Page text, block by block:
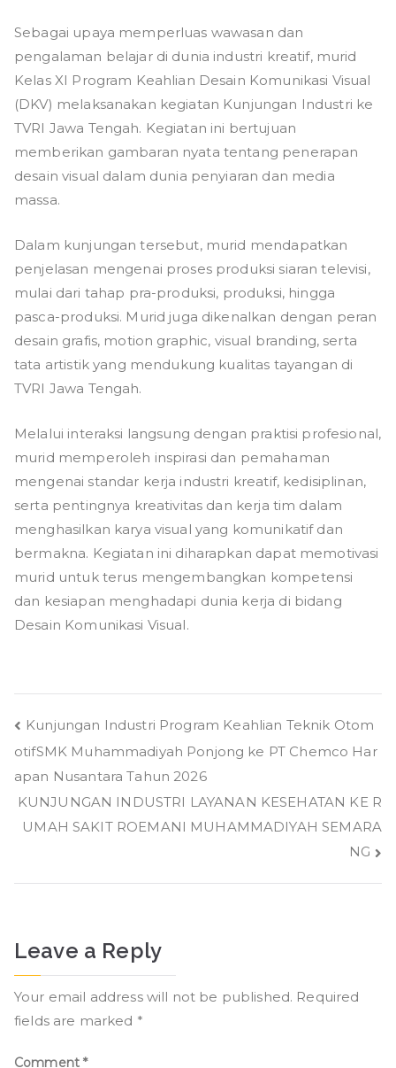
o
nj
o
g
Industri
DKV
ke
TVRI
Jawa
Sebagai upaya memperluas wawasan dan
pengalaman belajar di dunia industri kreatif, murid
Kelas XI Program Keahlian Desain Komunikasi Visual
(DKV) melaksanakan kegiatan Kunjungan Industri ke
TVRI Jawa Tengah. Kegiatan ini bertujuan
memberikan gambaran nyata tentang penerapan
desain visual dalam dunia penyiaran dan media
massa.
Dalam kunjungan tersebut, murid mendapatkan
penjelasan mengenai proses produksi siaran televisi,
mulai dari tahap pra-produksi, produksi, hingga
pasca-produksi. Murid juga dikenalkan dengan peran
desain grafis, motion graphic, visual branding, serta
tata artistik yang mendukung kualitas tayangan di
TVRI Jawa Tengah.
Melalui interaksi langsung dengan praktisi profesional,
murid memperoleh inspirasi dan pemahaman
mengenai standar kerja industri kreatif, kedisiplinan,
serta pentingnya kreativitas dan kerja tim dalam
menghasilkan karya visual yang komunikatif dan
bermakna. Kegiatan ini diharapkan dapat memotivasi
murid untuk terus mengembangkan kompetensi
dan kesiapan menghadapi dunia kerja di bidang
Desain Komunikasi Visual.
Post
navigation
Kunjungan Industri Program Keahlian Teknik Otom
otifSMK Muhammadiyah Ponjong ke PT Chemco Har
apan Nusantara Tahun 2026
KUNJUNGAN INDUSTRI LAYANAN KESEHATAN KE R
UMAH SAKIT ROEMANI MUHAMMADIYAH SEMARA
NG
Leave a Reply
Your email address will not be published. Required
fields are marked *
Comment*